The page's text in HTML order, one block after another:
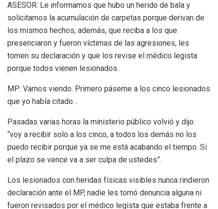
ASESOR: Le informamos que hubo un herido de bala y
solicitamos la acumulación de carpetas porque derivan de
los mismos hechos; además, que reciba a los que
presenciaron y fueron víctimas de las agresiones, les
tomen su declaración y que los revise el médico legista
porque todos vienen lesionados.
MP: Vamos viendo. Primero páseme a los cinco lesionados
que yo había citado…
Pasadas varias horas la ministerio público volvió y dijo:
“voy a recibir solo a los cinco, a todos los demás no los
puedo recibir porque ya se me está acabando el tiempo. Si
el plazo se vence va a ser culpa de ustedes”.
Los lesionados con heridas físicas visibles nunca rindieron
declaración ante el MP, nadie les tomó denuncia alguna ni
fueron revisados por el médico legista que estaba frente a